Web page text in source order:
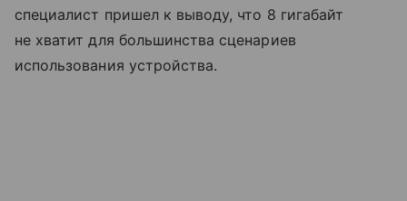
специалист пришел к выводу, что 8 гигабайт
не хватит для большинства сценариев
использования устройства.